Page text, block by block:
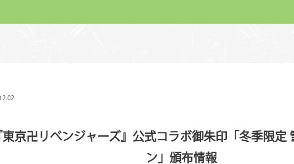
東京卍リベンジャーズ』公式コラボ御朱印「冬季限定
ン」頒布情報